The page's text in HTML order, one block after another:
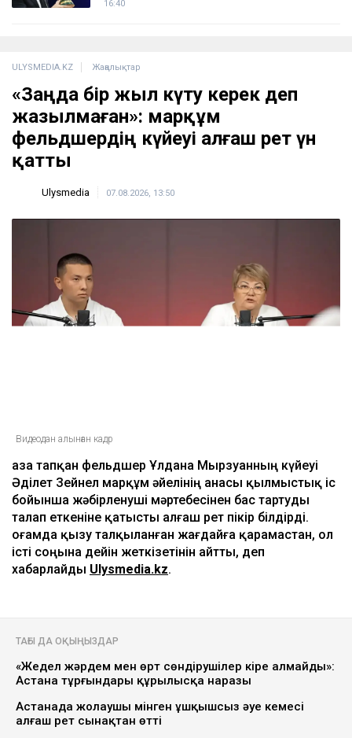
16:40
ULYSMEDIA.KZ Жаңалықтар
«Заңда бір жыл күту керек деп
жазылмаған»: марқұм
фельдшердің күйеуі алғаш рет үн
қатты
Ulysmedia 07.08.2026, 13:50
Видеодан алынған кадр
Қаза тапқан фельдшер Ұлдана Мырзуанның күйеуі
Әділет Зейнел марқұм әйелінің анасы қылмыстық іс
бойынша жәбірленуші мәртебесінен бас тартуды
талап еткеніне қатысты алғаш рет пікір білдірді.
Қоғамда қызу талқыланған жағдайға қарамастан, ол
істі соңына дейін жеткізетінін айтты, деп
хабарлайды Ulysmedia.kz.
ТАҒЫ ДА ОҚЫҢЫЗДАР
«Жедел жәрдем мен өрт сөндірушілер кіре алмайды»:
Астана тұрғындары құрылысқа наразы
Астанада жолаушы мінген ұшқышсыз әуе кемесі
алғаш рет сынақтан өтті